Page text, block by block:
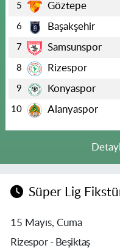
5 Göztepe
6 Başakşehir
7 Samsunspor
8 Rizespor
9 Konyaspor
10 Alanyaspor
Süper Lig
15 Mayıs, Cuma
Rizespor - Beşiktaş